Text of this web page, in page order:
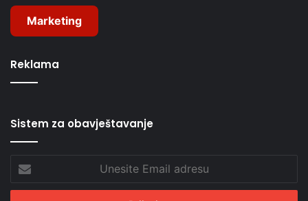
Marketing
Reklama
Sistem za obavještavanje
Email
adresu